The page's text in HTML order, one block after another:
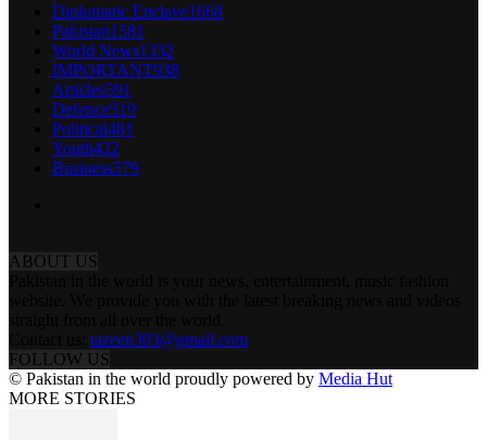
Diplomatic Enclave1668
Pakistan1581
World News1332
IMPORTANT938
Articles591
Defence519
Political481
Youth422
Business379
ABOUT US
tazeen303@gmail.com
FOLLOW US
© Pakistan in the world proudly powered by Media Hut
MORE STORIES